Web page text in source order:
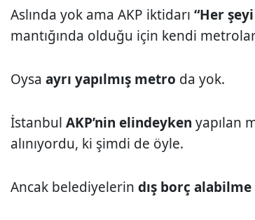
Aslında yok ama AKP iktidarı“Her
mantığında olduğu için kendi
Oysaayrı yapılmış metro da yok.
İstanbulAKP’nin elindeyken yapılan
alınıyordu, ki şimdi de öyle.
Ancak belediyelerindış borç